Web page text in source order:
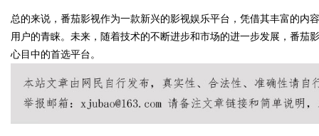
总的来说，番茄影视作为一款新兴的影视娱乐平台，凭借其丰富的内
用户的青睐。未来，随着技术的不断进步和市场的进一步发展，番茄
心目中的首选平台。